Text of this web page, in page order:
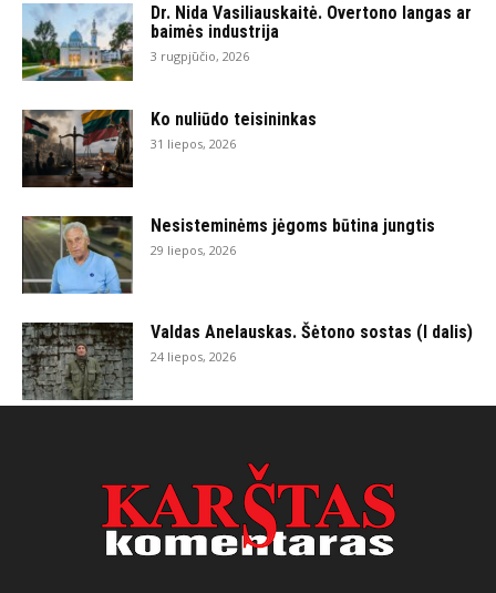
Dr. Nida Vasiliauskaitė. Overtono langas ar
baimės industrija
3 rugpjūčio, 2026
Ko nuliūdo teisininkas
31 liepos, 2026
Nesisteminėms jėgoms būtina jungtis
29 liepos, 2026
Valdas Anelauskas. Šėtono sostas (I dalis)
24 liepos, 2026